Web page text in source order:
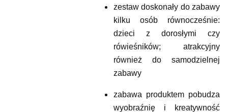
zestaw doskonały do zabawy
kilku osób równocześnie:
dzieci z dorosłymi czy
rówieśników; atrakcyjny
również do samodzielnej
zabawy
zabawa produktem pobudza
wyobraźnię i kreatywność